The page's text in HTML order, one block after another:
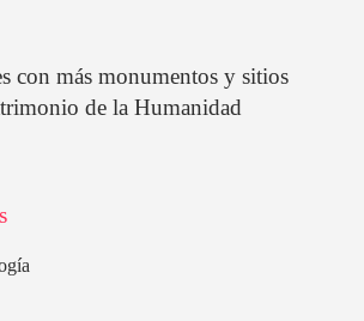
con más monumentos y sitios
de la Humanidad